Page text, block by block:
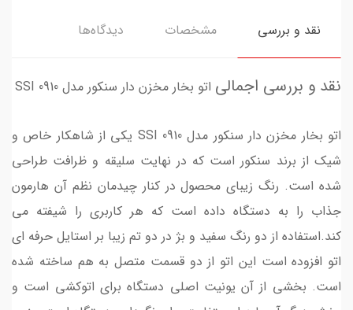
نقد و بررسی مشخصات دیدگاه‌ها
نقد و بررسی اجمالی اتو بخار مخزن دار سنکور مدل SSI 0910
اتو بخار مخزن دار سنکور مدل SSI 0910 یکی از شاهکار خاص و
شیک از برند سنکور است که در نهایت سلیقه و ظرافت طراحی
شده است. رنگ زیبای محصول در کنار چیدمان نظم آن هارمون
جذاب را به دستگاه داده است که هر کاربری را شیفته می
کند.استفاده از دو رنگ سفید و بژ در دو تم زیبا بر استایل حرفه ای
اتو افزوده است این اتو از دو قسمت متصل به هم ساخته شده
است. بخشی از آن یونیت اصلی دستگاه برای اتوکشی است و